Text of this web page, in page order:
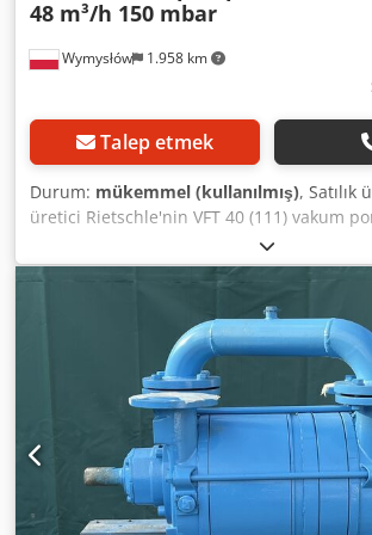
Wymysłów 1.958 km
48 m³/h 150 mbar
Talep etmek
Durum: mükemmel (kullanılmış), Satılık
üretici Rietschle'nin VFT 40 (111) vakum
ambalaj makineleri, matbaalar,
vakumlu taşıma sistemleri gibi vakum
gereken endüstriyel uygulamalar için
Pompa, 1,5 kW gücünde Flender ATB-
ile donatılmış olup, sağlam bir montaj
monte edilmiştir. Teknik veriler: Üretici:
VFT 40 (111) Üretim yılı: 1996 Üretim yeri:
Vakum pompası Kapasite: 40 m³/saat (50
Hz) Maksimum vakum (son basınç): 150
gücü: 1,5 kW (50 Hz) / 1,8 kW (60 Hz) Devir
N So Al Ajk 1420 dev/dak (50 Hz) 1680 dev/
Besleme: 3×400 V Motor koruma sınıfı: